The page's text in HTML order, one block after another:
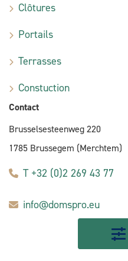
Clôtures
Portails
Terrasses
Constuction
Contact
Brusselsesteenweg 220
1785 Brussegem (Merchtem)
T +32 (0)2 269 43 77
info@domspro.eu